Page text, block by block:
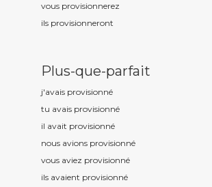
vous provisionnerez
ils provisionneront
Plus-que-parfait
j'avais provisionné
tu avais provisionné
il avait provisionné
nous avions provisionné
vous aviez provisionné
ils avaient provisionné